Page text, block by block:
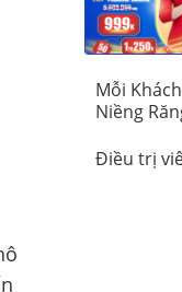
Mỗi
Niềng
Điều trị